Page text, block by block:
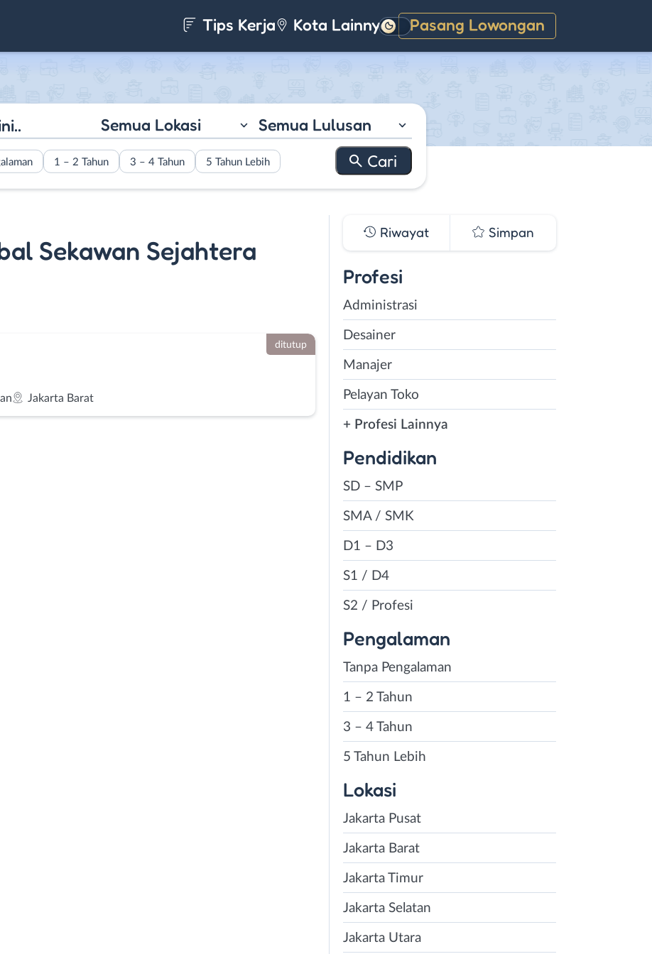
Tips Kerja Kota Lainnya Pasang Lowongan
Gelap
Semua Lokasi Semua Lulusan
1 – 2 Tahun 3 – 4 Tahun 5 Tahun Lebih
Sekawan Sejahtera
Jakarta Barat
ditutup
Riwayat Simpan
Profesi
Administrasi
Desainer
Manajer
Pelayan Toko
+ Profesi Lainnya
Pendidikan
SD – SMP
SMA / SMK
D1 – D3
S1 / D4
S2 / Profesi
Pengalaman
Tanpa Pengalaman
1 – 2 Tahun
3 – 4 Tahun
5 Tahun Lebih
Lokasi
Jakarta Pusat
Jakarta Barat
Jakarta Timur
Jakarta Selatan
Jakarta Utara